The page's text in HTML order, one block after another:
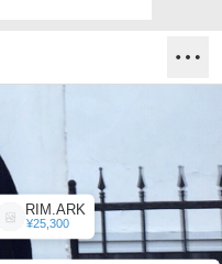
RIM.ARK
¥25,300